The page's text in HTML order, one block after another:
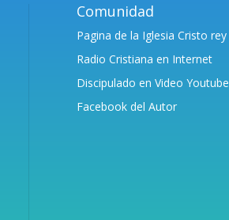
Comunidad
Pagina de la Iglesia Cristo rey
Radio Cristiana en Internet
Discipulado en Video Youtube
Facebook del Autor